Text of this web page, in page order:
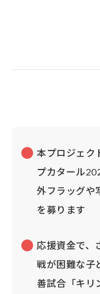
本プロジェク
プカタール
外フラッグや
を募ります
応援資金で、
戦が困難な子
善試合「キリ